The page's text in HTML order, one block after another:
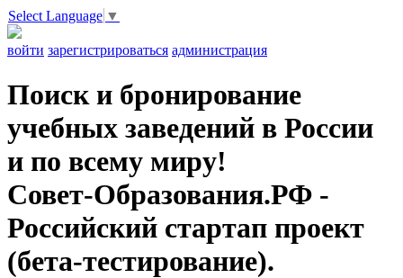
Select Language ▼
войти зарегистрироваться администрация
Поиск и бронирование
учебных заведений в России
и по всему миру!
Совет-Образования.РФ -
Российский стартап проект
(бета-тестирование).